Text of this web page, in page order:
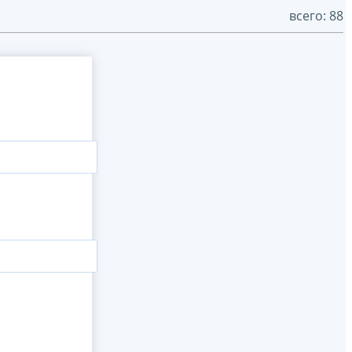
всего: 88